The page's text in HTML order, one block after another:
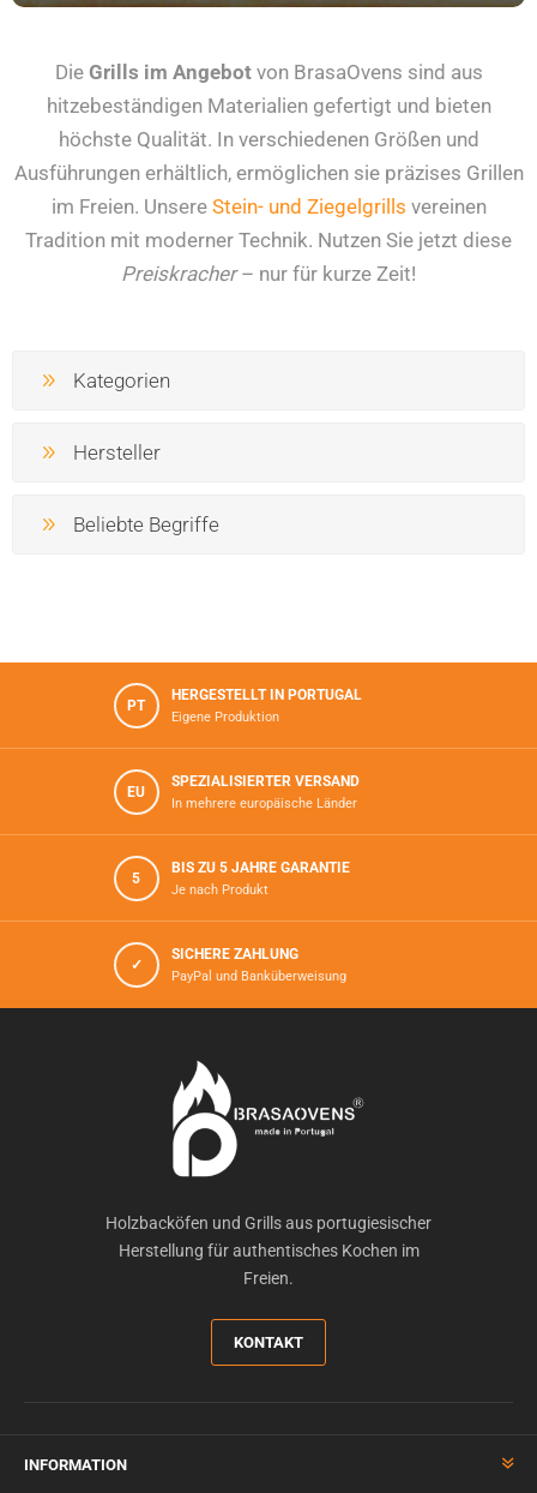
Die Grills im Angebotvon BrasaOvens sind aus
hitzebeständigen Materialien gefertigt und bieten
höchste Qualität. In verschiedenen Größen und
Ausführungen erhältlich, ermöglichen sie präzises Grillen
im Freien. Unsere Stein- und Ziegelgrills vereinen
Tradition mit moderner Technik. Nutzen Sie jetzt diese
Preiskracher– nur für kurze Zeit!
Kategorien
Hersteller
Beliebte Begriffe
PT
HERGESTELLT IN PORTUGAL
Eigene Produktion
EU
SPEZIALISIERTER VERSAND
In mehrere europäische Länder
5
BIS ZU 5 JAHRE GARANTIE
Je nach Produkt
✓
SICHERE ZAHLUNG
PayPal und Banküberweisung
Holzbacköfen und Grills aus portugiesischer
Herstellung für authentisches Kochen im
Freien.
KONTAKT
INFORMATION